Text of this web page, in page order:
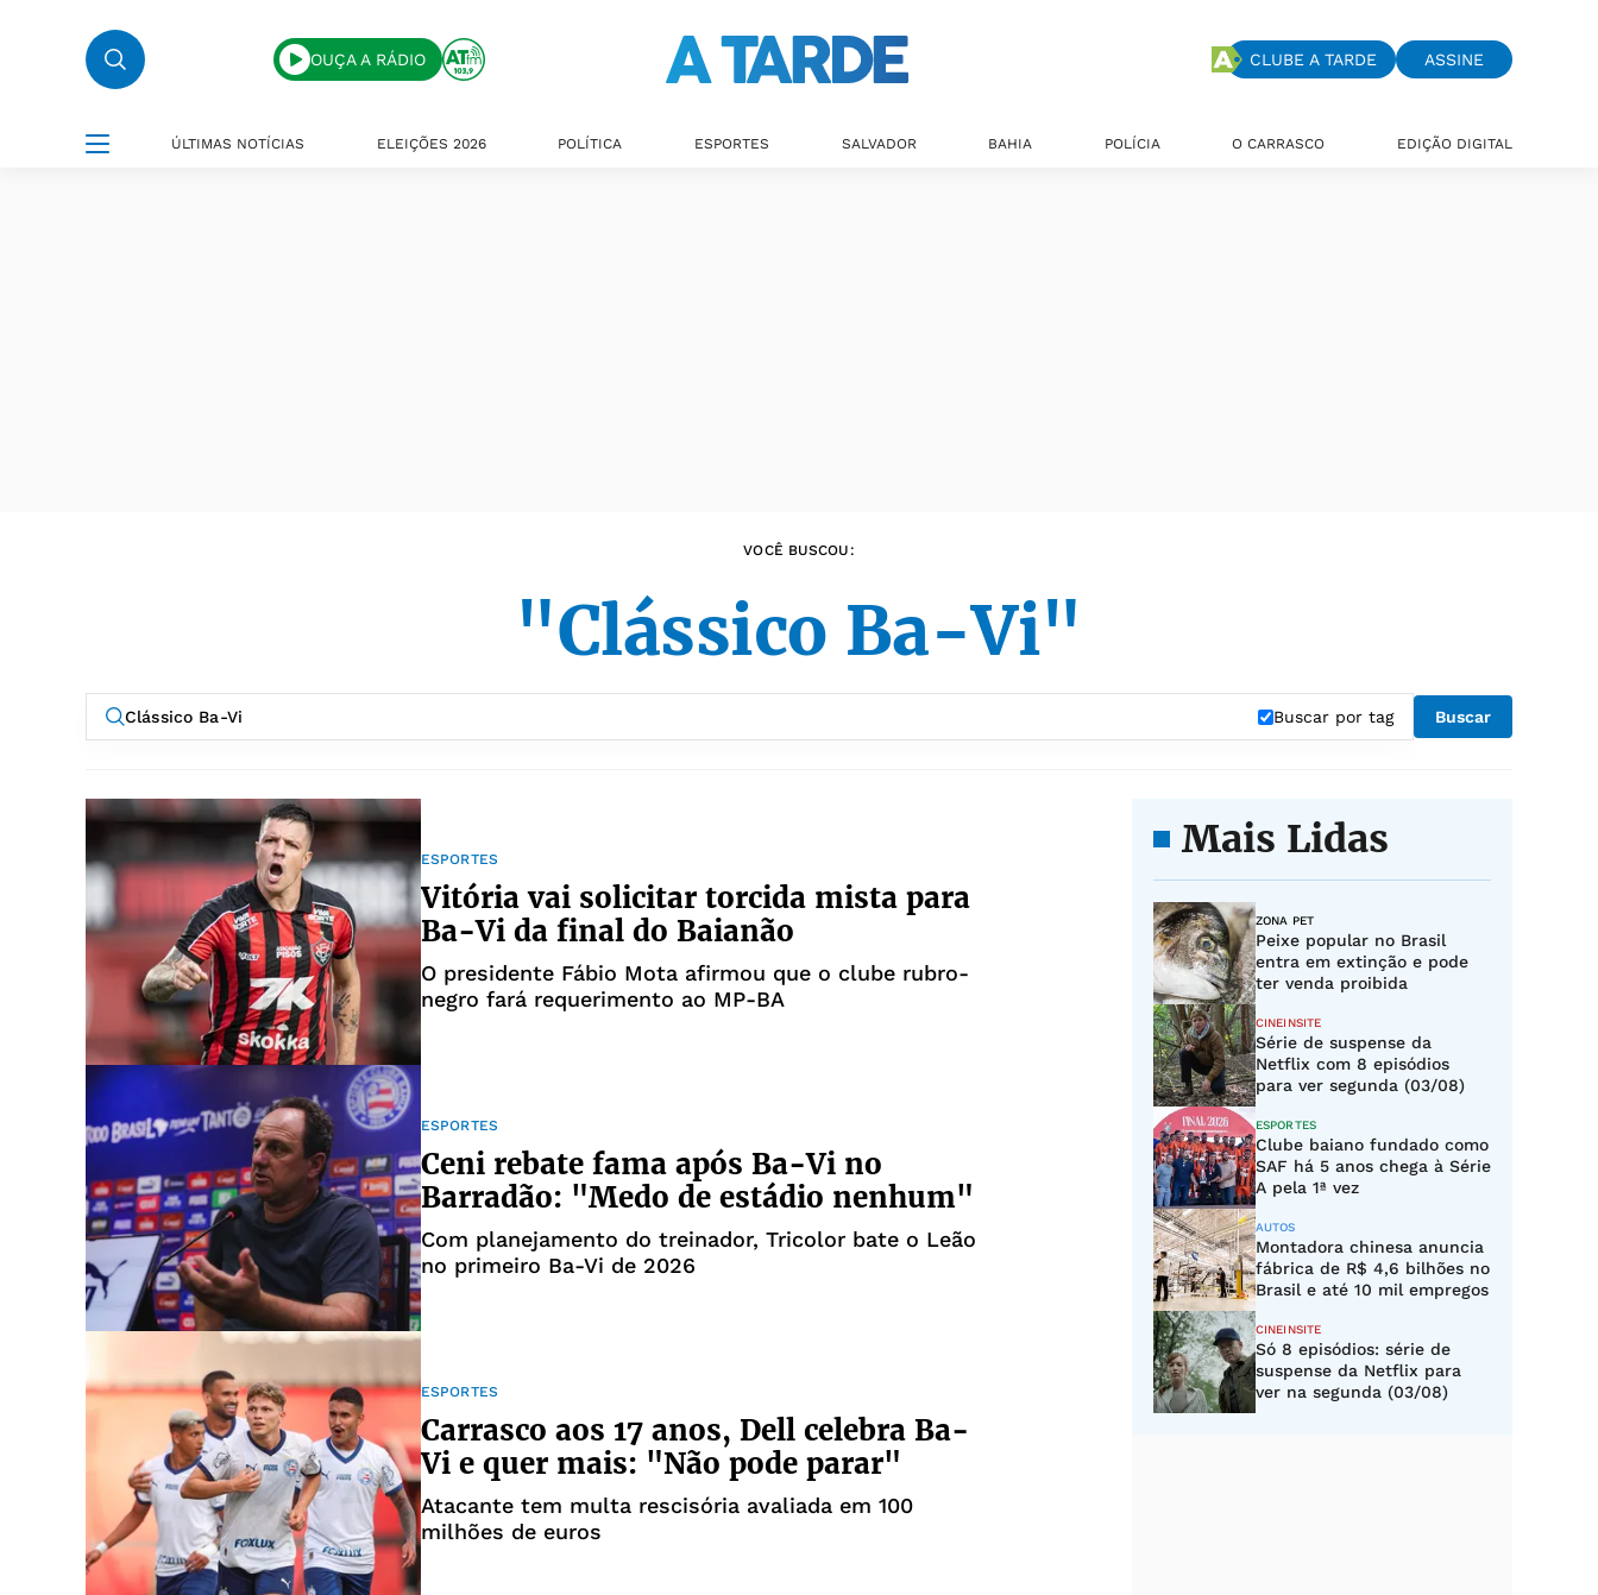
OUÇA A RÁDIO CLUBE A TARDE ASSINE
ÚLTIMAS NOTÍCIAS ELEIÇÕES 2026 POLÍTICA ESPORTES SALVADOR BAHIA POLÍCIA O CARRASCO EDIÇÃO DIGITAL
VOCÊ BUSCOU:
"Clássico Ba-Vi"
Buscar por tag Buscar
ESPORTES
Vitória vai solicitar torcida mista para
Ba-Vi da final do Baianão
O presidente Fábio Mota afirmou que o clube rubro-
negro fará requerimento ao MP-BA
ESPORTES
Ceni rebate fama após Ba-Vi no
Barradão: "Medo de estádio nenhum"
Com planejamento do treinador, Tricolor bate o Leão
no primeiro Ba-Vi de 2026
ESPORTES
Carrasco aos 17 anos, Dell celebra Ba-
Vi e quer mais: "Não pode parar"
Atacante tem multa rescisória avaliada em 100
milhões de euros
Mais Lidas
ZONA PET
Peixe popular no Brasil
entra em extinção e pode
ter venda proibida
CINEINSITE
Série de suspense da
Netflix com 8 episódios
para ver segunda (03/08)
ESPORTES
Clube baiano fundado como
SAF há 5 anos chega à Série
A pela 1ª vez
AUTOS
Montadora chinesa anuncia
fábrica de R$ 4,6 bilhões no
Brasil e até 10 mil empregos
CINEINSITE
Só 8 episódios: série de
suspense da Netflix para
ver na segunda (03/08)